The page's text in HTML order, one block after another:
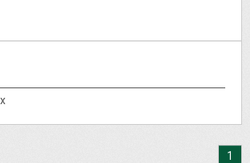
1